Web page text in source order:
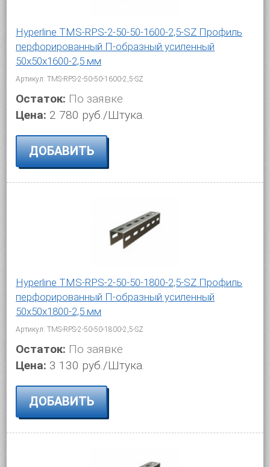
Hyperline TMS-RPS-2-50-50-1600-2,5-SZ Профиль
перфорированный П-образный усиленный
50х50х1600-2,5 мм
Артикул: TMS-RPS-2-50-50-1600-2,5-SZ
Остаток: По заявке
Цена: 2 780 руб./Штука.
ДОБАВИТЬ
Hyperline TMS-RPS-2-50-50-1800-2,5-SZ Профиль
перфорированный П-образный усиленный
50х50х1800-2,5 мм
Артикул: TMS-RPS-2-50-50-1800-2,5-SZ
Остаток: По заявке
Цена: 3 130 руб./Штука.
ДОБАВИТЬ